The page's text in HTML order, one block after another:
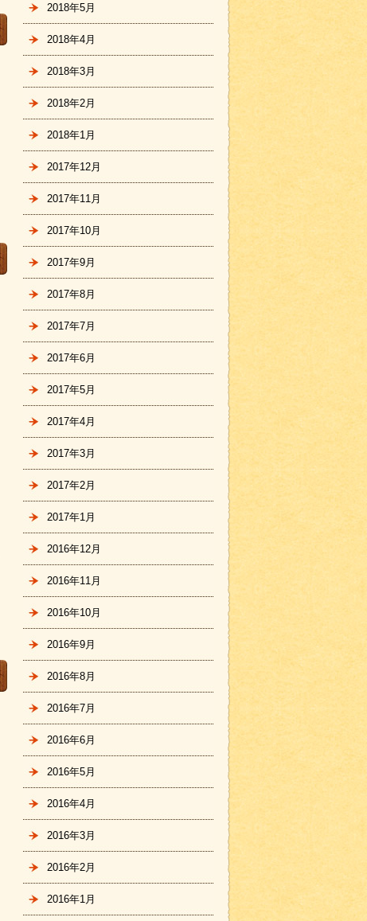
2018年5月
2018年4月
2018年3月
2018年2月
2018年1月
2017年12月
2017年11月
2017年10月
2017年9月
2017年8月
2017年7月
2017年6月
2017年5月
2017年4月
2017年3月
2017年2月
2017年1月
2016年12月
2016年11月
2016年10月
2016年9月
2016年8月
2016年7月
2016年6月
2016年5月
2016年4月
2016年3月
2016年2月
2016年1月